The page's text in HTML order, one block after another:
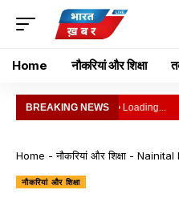
Home नौकरियां और शिक्षा
BREAKING NEWS • Loading...
Home -नौकरियां और शिक्षा - Nainital Bank
नौकरियां और शिक्षा